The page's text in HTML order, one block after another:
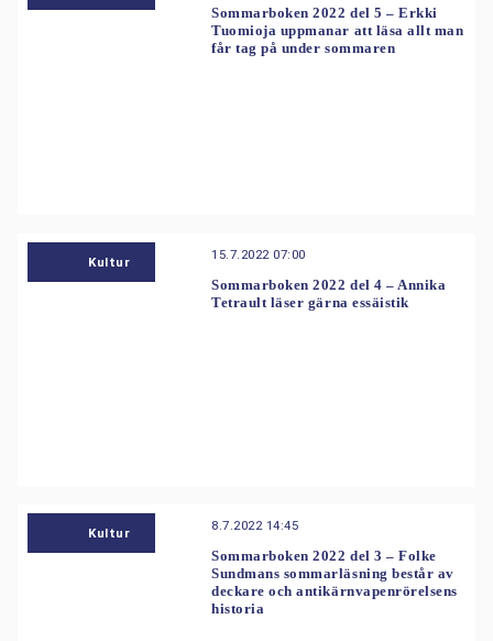
Sommarboken 2022 del 5 – Erkki
Tuomioja uppmanar att läsa allt man
får tag på under sommaren
Kultur 15.7.2022 07:00
Sommarboken 2022 del 4 – Annika
Tetrault läser gärna essäistik
Kultur 8.7.2022 14:45
Sommarboken 2022 del 3 – Folke
Sundmans sommarläsning består av
deckare och antikärnvapenrörelsens
historia